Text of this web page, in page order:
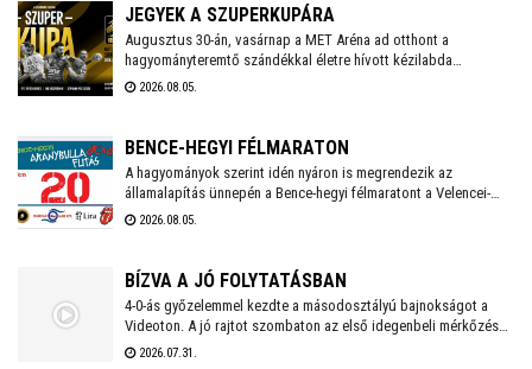
tavalyi idényben másodedzőként segítette a csapat munkáját.
JEGYEK A SZUPERKUPÁRA
Augusztus 30-án, vasárnap a MET Aréna ad otthont a
hagyományteremtő szándékkal életre hívott kézilabda
szuperkupának. A hölgyeknél a Győri Audi ETO és a
kézilabdaünnepre jegyek már kaphatók!
2026.08.05.
BENCE-HEGYI FÉLMARATON
A hagyományok szerint idén nyáron is megrendezik az
államalapítás ünnepén a Bence-hegyi félmaratont a Velencei-
tónál. Az ingyenes közösségi futáson több táv közül is
2026.08.05.
BÍZVA A JÓ FOLYTATÁSBAN
4-0-ás győzelemmel kezdte a másodosztályú bajnokságot a
Videoton. A jó rajtot szombaton az első idegenbeli mérkőzés
követi, a tavaly még NB I-es Kazincbarcika otthonában.
2026.07.31.